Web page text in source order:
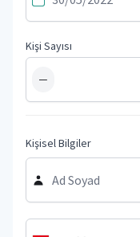
Kişi Sayısı
−
Kişisel Bilgiler